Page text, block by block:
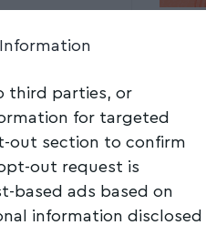
third parties, or
for targeted
out section to confirm
out request is
based ads based on
information disclosed